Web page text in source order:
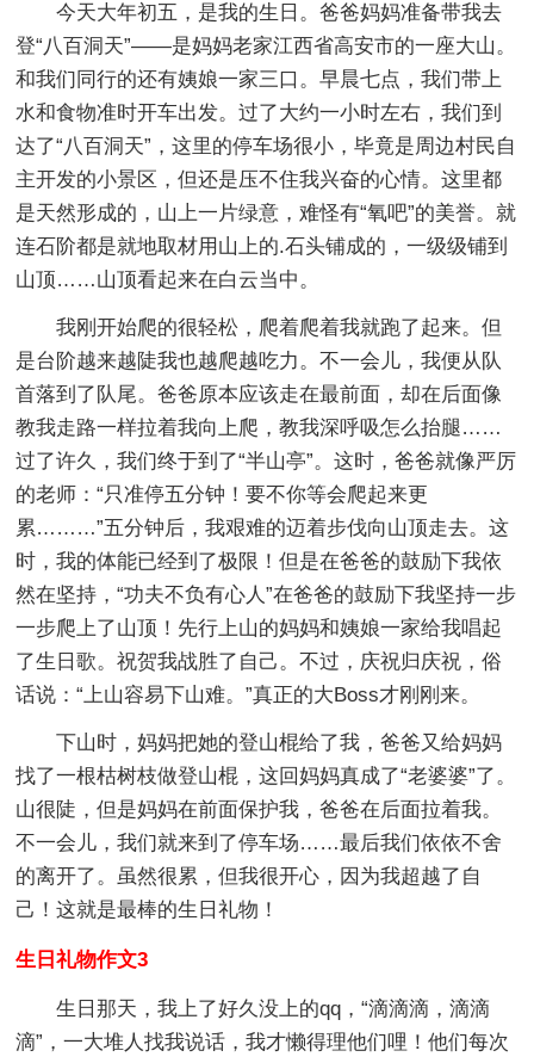
今天大年初五，是我的生日。爸爸妈妈准备带我去
登“八百洞天”——是妈妈老家江西省高安市的一座大山。
和我们同行的还有姨娘一家三口。早晨七点，我们带上
水和食物准时开车出发。过了大约一小时左右，我们到
达了“八百洞天”，这里的停车场很小，毕竟是周边村民自
主开发的小景区，但还是压不住我兴奋的心情。这里都
是天然形成的，山上一片绿意，难怪有“氧吧”的美誉。就
连石阶都是就地取材用山上的.石头铺成的，一级级铺到
山顶……山顶看起来在白云当中。
我刚开始爬的很轻松，爬着爬着我就跑了起来。但
是台阶越来越陡我也越爬越吃力。不一会儿，我便从队
首落到了队尾。爸爸原本应该走在最前面，却在后面像
教我走路一样拉着我向上爬，教我深呼吸怎么抬腿……
过了许久，我们终于到了“半山亭”。这时，爸爸就像严厉
的老师：“只准停五分钟！要不你等会爬起来更
累………”五分钟后，我艰难的迈着步伐向山顶走去。这
时，我的体能已经到了极限！但是在爸爸的鼓励下我依
然在坚持，“功夫不负有心人”在爸爸的鼓励下我坚持一步
一步爬上了山顶！先行上山的妈妈和姨娘一家给我唱起
了生日歌。祝贺我战胜了自己。不过，庆祝归庆祝，俗
话说：“上山容易下山难。”真正的大Boss才刚刚来。
下山时，妈妈把她的登山棍给了我，爸爸又给妈妈
找了一根枯树枝做登山棍，这回妈妈真成了“老婆婆”了。
山很陡，但是妈妈在前面保护我，爸爸在后面拉着我。
不一会儿，我们就来到了停车场……最后我们依依不舍
的离开了。虽然很累，但我很开心，因为我超越了自
己！这就是最棒的生日礼物！
生日礼物作文3
生日那天，我上了好久没上的qq，“滴滴滴，滴滴
滴”，一大堆人找我说话，我才懒得理他们哩！他们每次